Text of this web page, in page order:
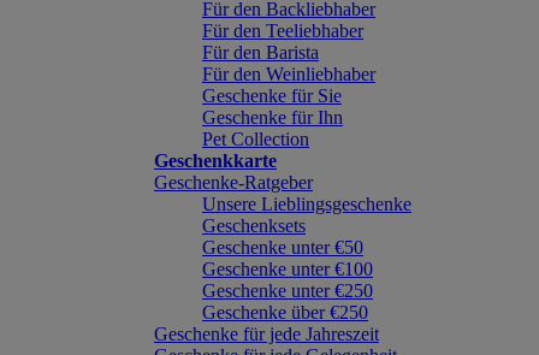
Für den Backliebhaber
Für den Teeliebhaber
Für den Barista
Für den Weinliebhaber
Geschenke für Sie
Geschenke für Ihn
Pet Collection
Geschenkkarte
Geschenke-Ratgeber
Unsere Lieblingsgeschenke
Geschenksets
Geschenke unter €50
Geschenke unter €100
Geschenke unter €250
Geschenke über €250
Geschenke für jede Jahreszeit